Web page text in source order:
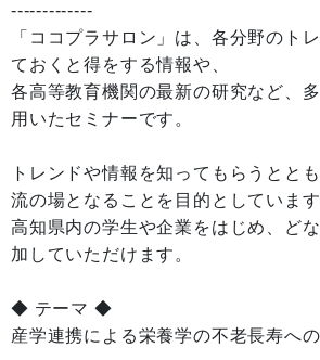
-------------
「ココプラサロン」は、各分野のト
ておくと得をする情報や、
各高等教育機関の最新の研究など、
用いたセミナーです。
トレンドや情報を知ってもらうとと
流の場となることを目的としています
高知県内の学生や企業をはじめ、ど
加していただけます。
◆ テーマ ◆
産学連携による栄養学の不老長寿へ